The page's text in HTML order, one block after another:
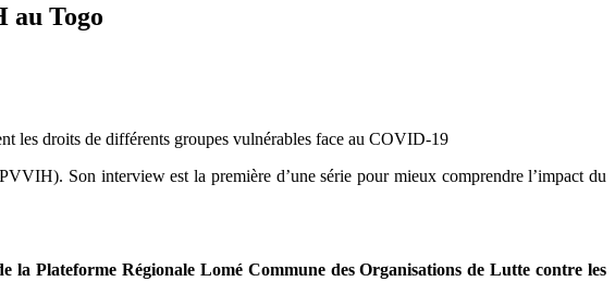
au Togo
les droits de différents groupes vulnérables face au COVID-19
Son interview est la première d’une série pour mieux comprendre l’impact du
Plateforme Régionale Lomé Commune des Organisations de Lutte contre les